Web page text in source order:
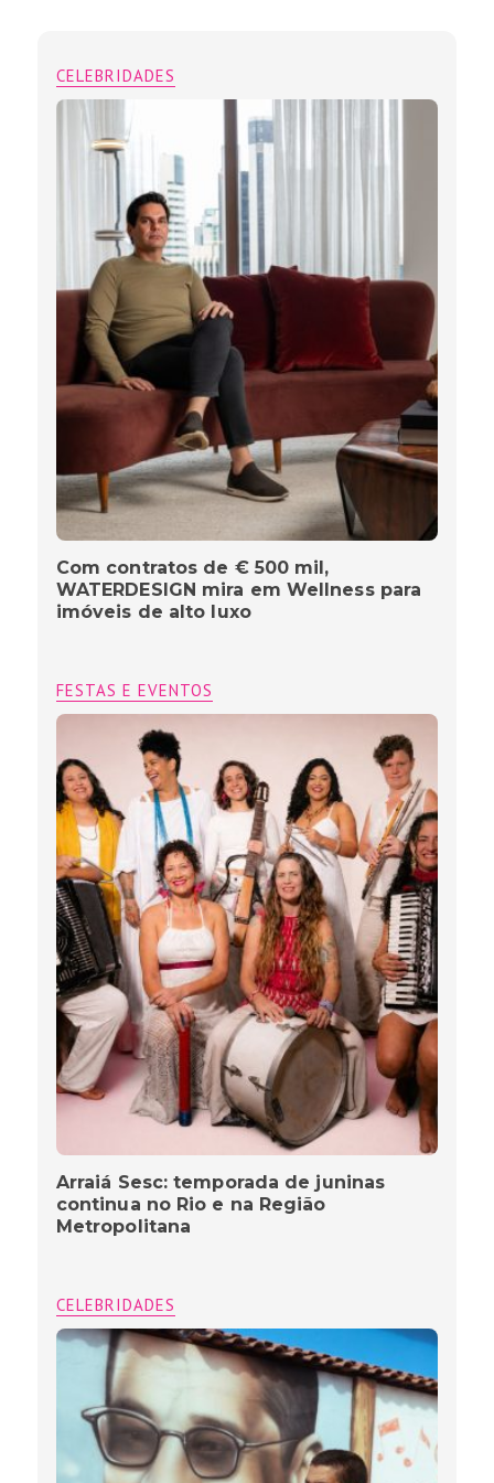
CELEBRIDADES
Com contratos de € 500 mil,
WATERDESIGN mira em Wellness para
imóveis de alto luxo
FESTAS E EVENTOS
Arraiá Sesc: temporada de juninas
continua no Rio e na Região
Metropolitana
CELEBRIDADES